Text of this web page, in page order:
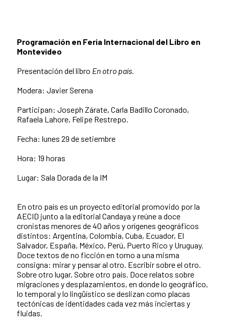
Programación en Feria Internacional del Libro en
Montevideo
Presentación del libro En otro país.
Modera: Javier Serena
Participan: Joseph Zárate, Carla Badillo Coronado,
Rafaela Lahore, Felipe Restrepo.
Fecha: lunes 29 de setiembre
Hora: 19 horas
Lugar: Sala Dorada de la IM
En otro país es un proyecto editorial promovido por la
AECID junto a la editorial Candaya y reúne a doce
cronistas menores de 40 años y orígenes geográficos
distintos: Argentina, Colombia, Cuba, Ecuador, El
Salvador, España, México, Perú, Puerto Rico y Uruguay.
Doce textos de no ficción en torno a una misma
consigna: mirar y pensar al otro. Escribir sobre el otro.
Sobre otro lugar. Sobre otro país. Doce relatos sobre
migraciones y desplazamientos, en donde lo geográfico,
lo temporal y lo lingüístico se deslizan como placas
tectónicas de identidades cada vez más inciertas y
fluidas.